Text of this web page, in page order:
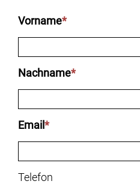
Vorname*
Nachname*
Email*
Telefon